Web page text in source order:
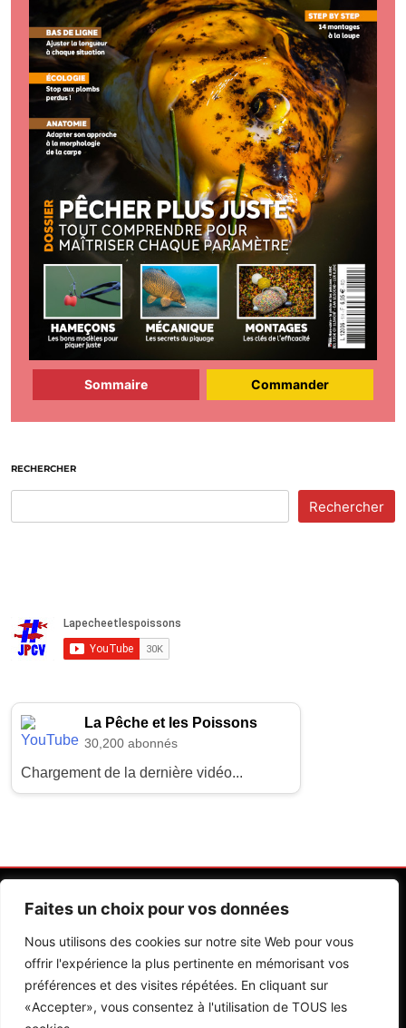
Faites un choix pour vos données
Nous utilisons des cookies sur notre site Web pour vous
offrir l'expérience la plus pertinente en mémorisant vos
préférences et des visites répétées. En cliquant sur
«Accepter», vous consentez à l'utilisation de TOUS les
Sommaire Commander
RECHERCHER
Rechercher
La Pêche et les Poissons
30,200 abonnés
Chargement de la dernière vidéo...
Contactez Nos Rédactions Mentions Légales